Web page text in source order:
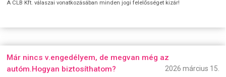
A CLB Kft. válaszai vonatkozásában minden jogi felelősséget kizár!
Már nincs v.engedélyem, de megvan még az
autóm.Hogyan biztosíthatom?
2026 március 15.